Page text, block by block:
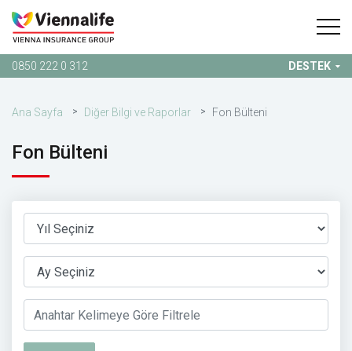
0850 222 0 312 DESTEK
Ana Sayfa Diğer Bilgi ve Raporlar Fon Bülteni
Fon Bülteni